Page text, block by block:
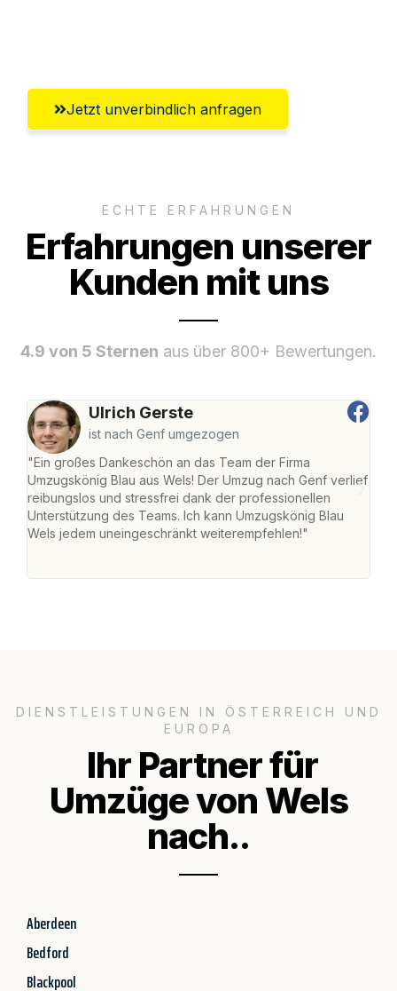
Jetzt unverbindlich anfragen
ECHTE ERFAHRUNGEN
Erfahrungen unserer
Kunden mit uns
4.9 von 5 Sternen aus über 800+ Bewertungen.
Ulrich Gerste
ist nach Genf umgezogen
"Ein großes Dankeschön an das Team der Firma
Umzugskönig Blau aus Wels! Der Umzug nach Genf verlief
reibungslos und stressfrei dank der professionellen
Unterstützung des Teams. Ich kann Umzugskönig Blau
Wels jedem uneingeschränkt weiterempfehlen!"
DIENSTLEISTUNGEN IN ÖSTERREICH UND
EUROPA
Ihr Partner für
Umzüge von Wels
nach..
Aberdeen
Bedford
Blackpool